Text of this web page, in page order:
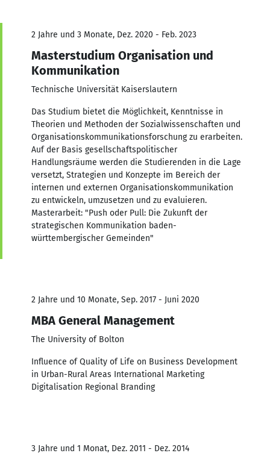
2 Jahre und 3 Monate, Dez. 2020 - Feb. 2023
Masterstudium Organisation und
Kommunikation
Technische Universität Kaiserslautern
Das Studium bietet die Möglichkeit, Kenntnisse in
Theorien und Methoden der Sozialwissenschaften und
Organisationskommunikationsforschung zu erarbeiten.
Auf der Basis gesellschaftspolitischer
Handlungsräume werden die Studierenden in die Lage
versetzt, Strategien und Konzepte im Bereich der
internen und externen Organisationskommunikation
zu entwickeln, umzusetzen und zu evaluieren.
Masterarbeit: "Push oder Pull: Die Zukunft der
strategischen Kommunikation baden-
württembergischer Gemeinden"
2 Jahre und 10 Monate, Sep. 2017 - Juni 2020
MBA General Management
The University of Bolton
Influence of Quality of Life on Business Development
in Urban-Rural Areas International Marketing
Digitalisation Regional Branding
3 Jahre und 1 Monat, Dez. 2011 - Dez. 2014